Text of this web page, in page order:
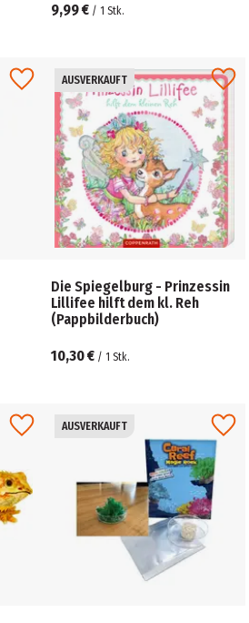
9,99 € / 1 Stk.
AUSVERKAUFT
Die Spiegelburg - Prinzessin
Lillifee hilft dem kl. Reh
(Pappbilderbuch)
10,30 € / 1 Stk.
AUSVERKAUFT